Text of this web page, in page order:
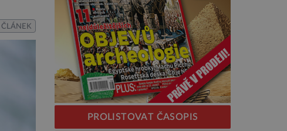
ČLÁNEK
PROLISTOVAT ČASOPIS